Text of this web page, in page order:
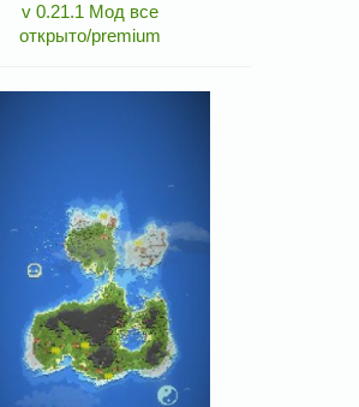
v 0.21.1 Мод все
открыто/premium